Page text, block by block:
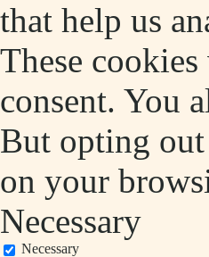
that help us
These
consent. You
But opting out
on your
Necessary
Necessary